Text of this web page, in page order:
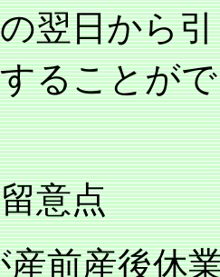
翌日から
ることが
意点
前産後休